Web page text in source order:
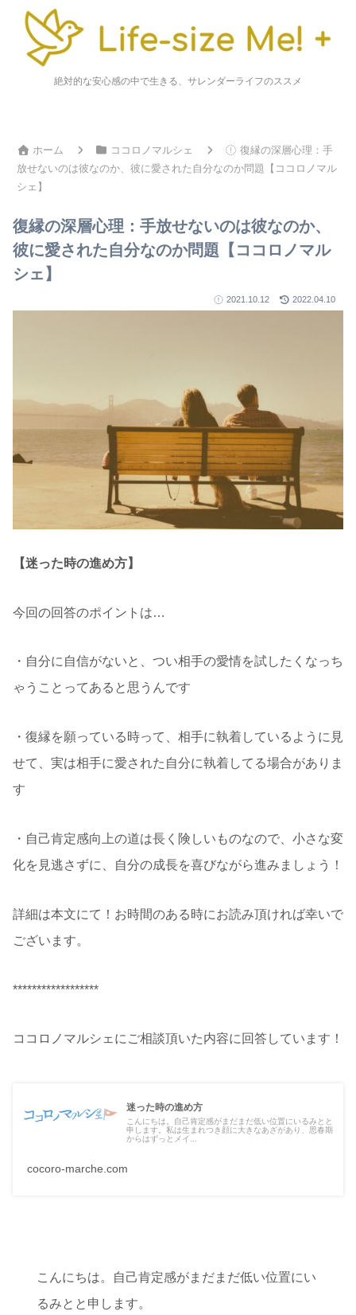
絶対的な安心感の中で生きる、サレンダーライフのススメ
ホーム ココロノマルシェ
復縁の深層心理：手
放せないのは彼なのか、彼に愛された自分なのか問題【ココロノマル
シェ】
復縁の深層心理：手放せないのは彼なのか、
彼に愛された自分なのか問題【ココロノマル
シェ】
2021.10.12 2022.04.10
【迷った時の進め方】
今回の回答のポイントは…
・自分に自信がないと、つい相手の愛情を試したくなっち
ゃうことってあると思うんです
・復縁を願っている時って、相手に執着しているように見
せて、実は相手に愛された自分に執着してる場合がありま
す
・自己肯定感向上の道は長く険しいものなので、小さな変
化を見逃さずに、自分の成長を喜びながら進みましょう！
詳細は本文にて！お時間のある時にお読み頂ければ幸いで
ございます。
******************
ココロノマルシェにご相談頂いた内容に回答しています！
迷った時の進め方
こんにちは。自己肯定感がまだまだ低い位置にいるみとと
申します。私は生まれつき顔に大きなあざがあり、思春期
からはずっとメイ...
cocoro-marche.com
こんにちは。自己肯定感がまだまだ低い位置にい
るみとと申します。